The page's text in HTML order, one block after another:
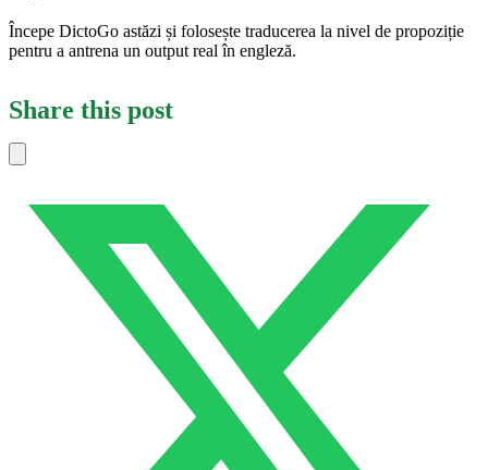
Începe DictoGo astăzi și folosește traducerea la nivel de propoziție
pentru a antrena un output real în engleză.
Share this post